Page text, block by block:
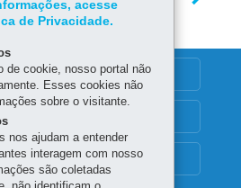
acesse
de Privacidade.
de cookie, nosso portal não
Esses cookies não
sobre o visitante.
nos ajudam a entender
interagem com nosso
são coletadas